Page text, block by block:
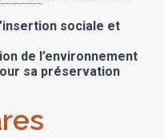
sociale et
de l’environnement
sa préservation